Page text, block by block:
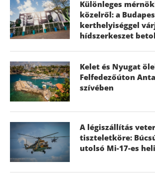
Különleges
közelről: a
kerthelyiséggel
hídszerkeszet
Kelet és Nyugat
Felfedezőúton
szívében
A légiszállítás
tiszteletköre:
utolsó Mi-17-es